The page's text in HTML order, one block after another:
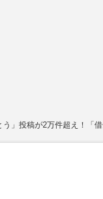
」投稿が2万件超え！「